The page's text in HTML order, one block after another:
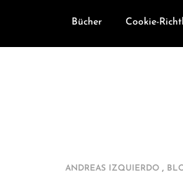
Bücher Cookie-
ANDREAS IZQUIERDO ,